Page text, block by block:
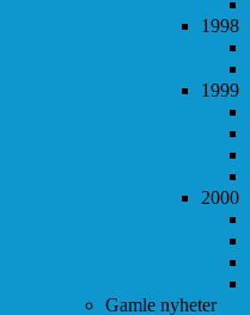
1998
1999
2000
Gamle nyheter